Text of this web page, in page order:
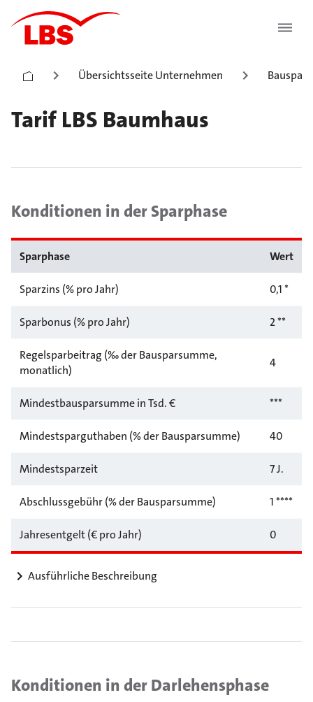
Übersichtsseite Unternehmen
Tarif LBS Baumhaus
Konditionen in der Sparphase
Sparphase Wert
Sparzins (% pro Jahr) 0,1 *
Sparbonus (% pro Jahr) 2 **
Regelsparbeitrag (‰ der Bausparsumme,
monatlich)
4
Mindestbausparsumme in Tsd. € ***
Mindestsparguthaben (% der Bausparsumme) 40
Mindestsparzeit 7 J.
Abschlussgebühr (% der Bausparsumme) 1 ****
Jahresentgelt (€ pro Jahr) 0
Ausführliche Beschreibung
Konditionen in der Darlehensphase